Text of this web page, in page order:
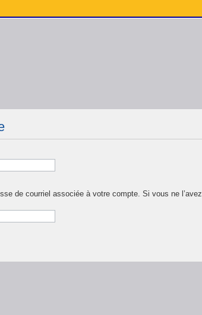
de courriel associée à votre compte. Si vous ne